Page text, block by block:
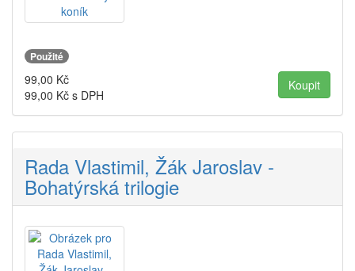
Použité
99,00 Kč
99,00 Kč s DPH
Rada Vlastimil, Žák Jaroslav -
Bohatýrská trilogie